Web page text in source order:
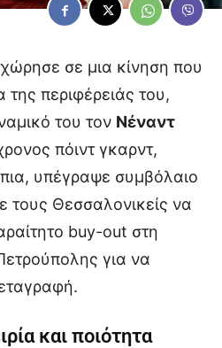
σε μια κίνηση που
περιφέρειάς του,
του τον Νέναντ
πόιντ γκαρντ,
υπέγραψε συμβόλαιο
τους Θεσσαλονικείς να
buy-out στη
για να
και ποιότητα